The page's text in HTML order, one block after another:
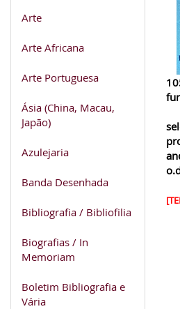
Arte
Arte Africana
Arte Portuguesa
Ásia (China, Macau,
Japão)
Azulejaria
Banda Desenhada
Bibliografia / Bibliofilia
Biografias / In
Memoriam
Boletim Bibliografia e
Vária